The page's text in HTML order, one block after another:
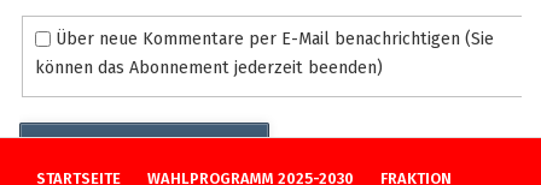
Über neue Kommentare per E-Mail benachrichtigen (Sie
können das Abonnement jederzeit beenden)
Kommentar absenden
NAVIGATION
STARTSEITE WAHLPROGRAMM 2025-2030 FRAKTION